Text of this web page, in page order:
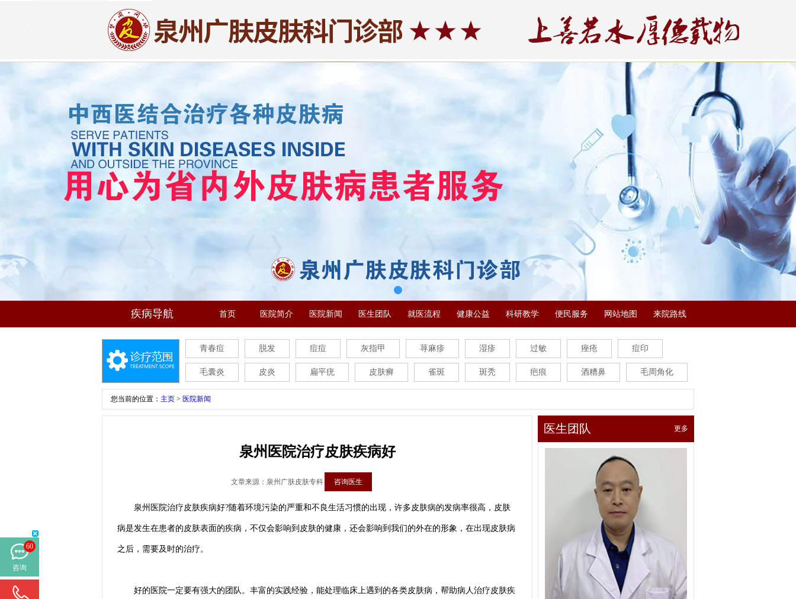
疾病导航 首页 医院简介 医院新闻 医生团队 就医流程 健康公益 科研教学 便民服务 网站地图 来院路线
青春痘 脱发 痘痘 灰指甲 荨麻疹 湿疹 过敏 痤疮 痘印
毛囊炎 皮炎 扁平疣 皮肤癣 雀斑 斑秃 疤痕 酒糟鼻 毛周角化
您当前的位置： 主页 > 医院新闻
泉州医院治疗皮肤疾病好
文章来源：泉州广肤皮肤专科 咨询医生
泉州医院治疗皮肤疾病好?随着环境污染的严重和不良生活习惯的出现，许多皮肤病的发病率很高，皮肤
病是发生在患者的皮肤表面的疾病，不仅会影响到皮肤的健康，还会影响到我们的外在的形象，在出现皮肤病
之后，需要及时的治疗。
好的医院一定要有强大的团队。丰富的实践经验，能处理临床上遇到的各类皮肤病，帮助病人治疗皮肤疾
医生团队 更多
60
咨询